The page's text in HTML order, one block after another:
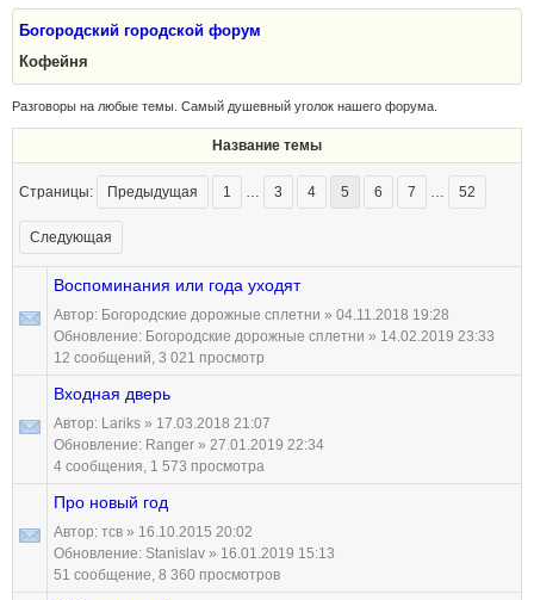
Богородский городской форум
Кофейня
Разговоры на любые темы. Самый душевный уголок нашего форума.
Название темы
Страницы: Предыдущая 1 … 3 4 5 6 7 … 52
Следующая
Воспоминания или года уходят
Автор: Богородские дорожные сплетни » 04.11.2018 19:28
Обновление: Богородские дорожные сплетни » 14.02.2019 23:33
12 сообщений, 3 021 просмотр
Входная дверь
Автор: Lariks » 17.03.2018 21:07
Обновление: Ranger » 27.01.2019 22:34
4 сообщения, 1 573 просмотра
Про новый год
Автор: тсв » 16.10.2015 20:02
Обновление: Stanislav » 16.01.2019 15:13
51 сообщение, 8 360 просмотров